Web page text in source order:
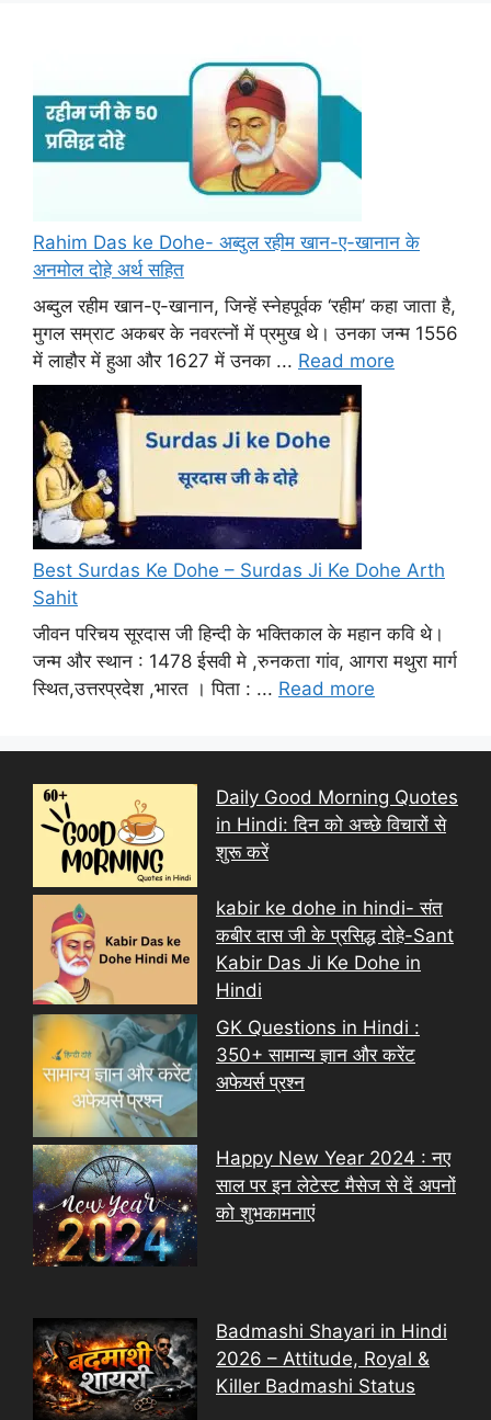
Rahim Das ke Dohe- अब्दुल रहीम खान-ए-खानान के
अनमोल दोहे अर्थ सहित
अब्दुल रहीम खान-ए-खानान, जिन्हें स्नेहपूर्वक ‘रहीम’ कहा जाता है,
मुगल सम्राट अकबर के नवरत्नों में प्रमुख थे। उनका जन्म 1556
में लाहौर में हुआ और 1627 में उनका ... Read more
Best Surdas Ke Dohe – Surdas Ji Ke Dohe Arth
Sahit
जीवन परिचय सूरदास जी हिन्दी के भक्तिकाल के महान कवि थे।
जन्म और स्थान : 1478 ईसवी मे ,रुनकता गांव, आगरा मथुरा मार्ग
स्थित,उत्तरप्रदेश ,भारत । पिता : ... Read more
Daily Good Morning Quotes
in Hindi: दिन को अच्छे विचारों से
शुरू करें
kabir ke dohe in hindi- संत
कबीर दास जी के प्रसिद्ध दोहे-Sant
Kabir Das Ji Ke Dohe in
Hindi
GK Questions in Hindi :
350+ सामान्य ज्ञान और करेंट
अफेयर्स प्रश्न
Happy New Year 2024 : नए
साल पर इन लेटेस्ट मैसेज से दें अपनों
को शुभकामनाएं
Badmashi Shayari in Hindi
2026 – Attitude, Royal &
Killer Badmashi Status